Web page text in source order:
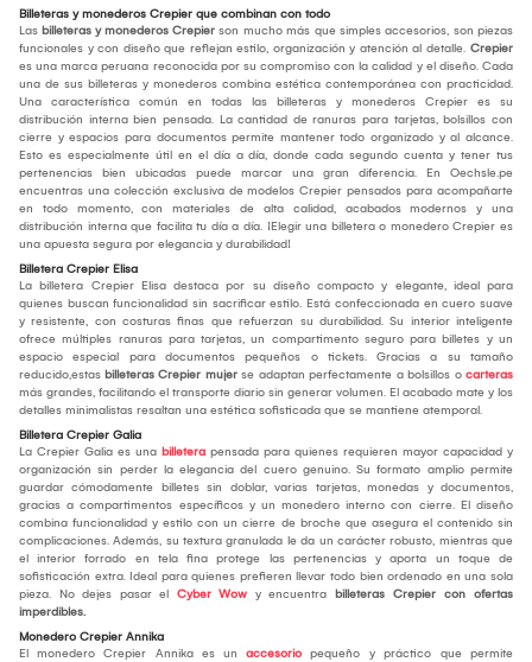
Billeteras y monederos Crepier que combinan con todo
Las billeteras y monederos Crepier son mucho más que simples accesorios, son piezas
funcionales y con diseño que reflejan estilo, organización y atención al detalle. Crepier
es una marca peruana reconocida por su compromiso con la calidad y el diseño. Cada
una de sus billeteras y monederos combina estética contemporánea con practicidad.
Una característica común en todas las billeteras y monederos Crepier es su
distribución interna bien pensada. La cantidad de ranuras para tarjetas, bolsillos con
cierre y espacios para documentos permite mantener todo organizado y al alcance.
Esto es especialmente útil en el día a día, donde cada segundo cuenta y tener tus
pertenencias bien ubicadas puede marcar una gran diferencia. En Oechsle.pe
encuentras una colección exclusiva de modelos Crepier pensados para acompañarte
en todo momento, con materiales de alta calidad, acabados modernos y una
distribución interna que facilita tu día a día. ¡Elegir una billetera o monedero Crepier es
una apuesta segura por elegancia y durabilidad!
Billetera Crepier Elisa
La billetera Crepier Elisa destaca por su diseño compacto y elegante, ideal para
quienes buscan funcionalidad sin sacrificar estilo. Está confeccionada en cuero suave
y resistente, con costuras finas que refuerzan su durabilidad. Su interior inteligente
ofrece múltiples ranuras para tarjetas, un compartimento seguro para billetes y un
espacio especial para documentos pequeños o tickets. Gracias a su tamaño
reducido,estas billeteras Crepier mujer se adaptan perfectamente a bolsillos o carteras
más grandes, facilitando el transporte diario sin generar volumen. El acabado mate y los
detalles minimalistas resaltan una estética sofisticada que se mantiene atemporal.
Billetera Crepier Galia
La Crepier Galia es una billetera pensada para quienes requieren mayor capacidad y
organización sin perder la elegancia del cuero genuino. Su formato amplio permite
guardar cómodamente billetes sin doblar, varias tarjetas, monedas y documentos,
gracias a compartimentos específicos y un monedero interno con cierre. El diseño
combina funcionalidad y estilo con un cierre de broche que asegura el contenido sin
complicaciones. Además, su textura granulada le da un carácter robusto, mientras que
el interior forrado en tela fina protege las pertenencias y aporta un toque de
sofisticación extra. Ideal para quienes prefieren llevar todo bien ordenado en una sola
pieza. No dejes pasar el Cyber Wow y encuentra billeteras Crepier con ofertas
imperdibles.
Monedero Crepier Annika
El monedero Crepier Annika es un accesorio pequeño y práctico que permite